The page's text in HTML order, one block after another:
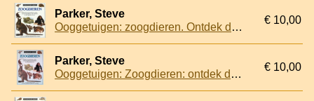
Parker, Steve
Ooggetuigen: zoogdieren. Ontdek de fascinerende wereld van de zoogdieren, hun ontstaan en hun geheime leven
€ 10,00
Parker, Steve
Ooggetuigen: Zoogdieren: ontdek de fascinerende wereld van de zoogdieren, hun ontstaan en hun geheime leven
€ 10,00